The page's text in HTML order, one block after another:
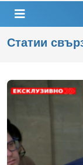
Статии